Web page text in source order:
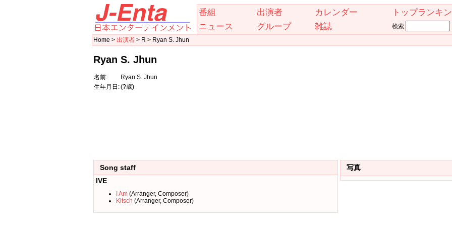
番組 出演者 カレンダー
トップランキ
ニュース
グループ 雑誌
検索
Home > 出演者 > R > Ryan S. Jhun
Ryan S. Jhun
名前:
Ryan S. Jhun
生年月日:(?歳)
Song staff
IVE
I Am (Arranger, Composer)
Kitsch (Arranger, Composer)
写真